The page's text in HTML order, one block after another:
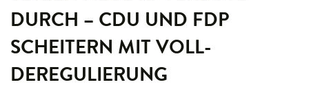
DURCH – CDU UND FDP
SCHEITERN MIT VOLL-
DEREGULIERUNG